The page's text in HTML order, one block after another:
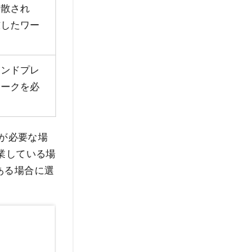
され
たワー
ドプレ
クを必
必要な場
している場
る場合に選